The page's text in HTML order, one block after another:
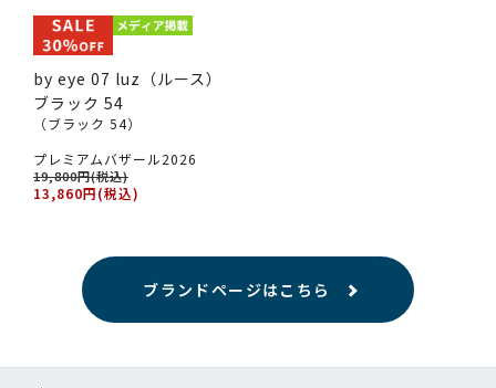
by eye 07 luz（ルース）
ブラック 54
（ブラック 54）
プレミアムバザール2026
19,800円(税込)
13,860円(税込)
ブランドページはこちら